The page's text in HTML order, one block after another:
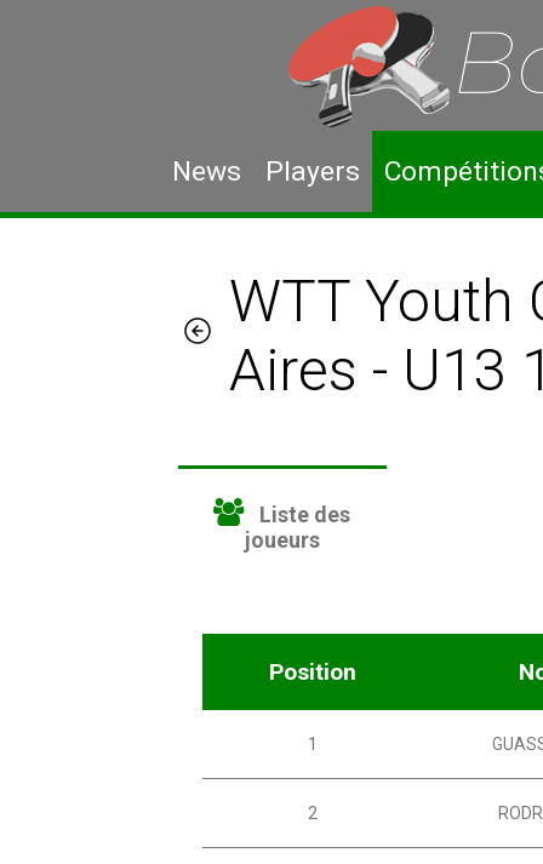
News Players
WTT Youth
Aires - U13
Liste des
joueurs
Position
1
2